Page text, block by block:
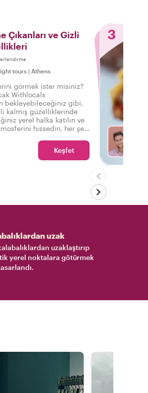
Çıkanları ve Gizli
tours | Athens
görmek ister misiniz?
Withlocals
bekleyebileceğiniz gibi,
kalmış güzelliklerinde
yerel halka katılın ve
hissedin, her şeyi
Keşfet
3
uzak
uzaklaştırıp
yerel noktalara götürmek